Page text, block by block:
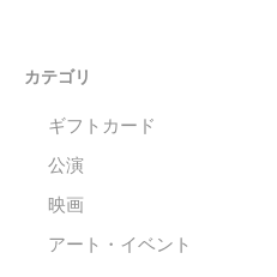
カテゴリ
ギフトカード
公演
映画
アート・イベント